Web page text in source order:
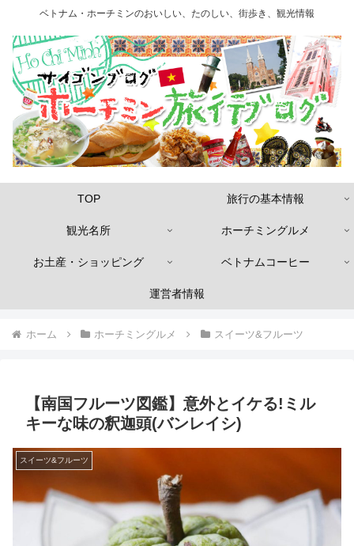
ベトナム・ホーチミンのおいしい、たのしい、街歩き、観光情報
TOP 旅行の基本情報
観光名所 ホーチミングルメ
お土産・ショッピング ベトナムコーヒー
運営者情報
ホーム ホーチミングルメ スイーツ&フルーツ
【南国フルーツ図鑑】意外とイケる!ミル
キーな味の釈迦頭(バンレイシ)
スイーツ&フルーツ